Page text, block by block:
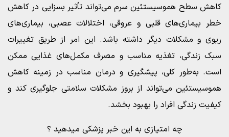
کاهش سطح هموسیستئین سرم می‌تواند تأثیر بسزایی در کاهش
خطر بیماری‌های قلبی و عروقی، اختلالات عصبی، بیماری‌های
ریوی و مشکلات دیگر داشته باشد. این امر از طریق تغییرات
سبک زندگی، تغذیه مناسب و مصرف مکمل‌های غذایی ممکن
است. به‌طور کلی، پیشگیری و درمان مناسب در زمینه کاهش
هموسیستئین می‌تواند از بروز مشکلات سلامتی جلوگیری کند و
کیفیت زندگی افراد را بهبود بخشد.
چه امتیازی به این خبر پزشکی میدهید ؟